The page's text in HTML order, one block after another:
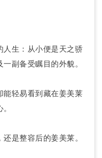
人生：从小便是天之骄
副备受瞩目的外貌。
能轻易看到藏在姜美莱
是整容后的姜美莱。